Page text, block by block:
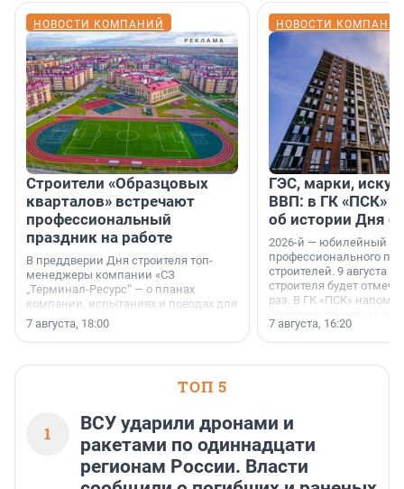
НОВОСТИ КОМПАНИЙ
Строители «Образцовых
кварталов» встречают
профессиональный
праздник на работе
В преддверии Дня строителя топ-
менеджеры компании «СЗ
„Терминал-Ресурс“ — о планах
компании, испытаниях и поводах для
осторожного оптимизма.
7 августа, 18:00
НОВОСТИ
ГЭС, марки,
ВВП: в ГК «ПСК»
об истории Дня
2026-й — юбилейный
профессионального
строителей. 9 августа
строителя будет
раз. В ГК «ПСК»
поменялась роль
7 августа, 16:20
ТОП 5
1
ВСУ ударили дронами и
ракетами по одиннадцати
регионам России. Власти